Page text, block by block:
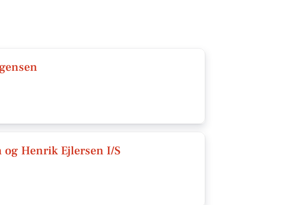
og Henrik Ejlersen I/S